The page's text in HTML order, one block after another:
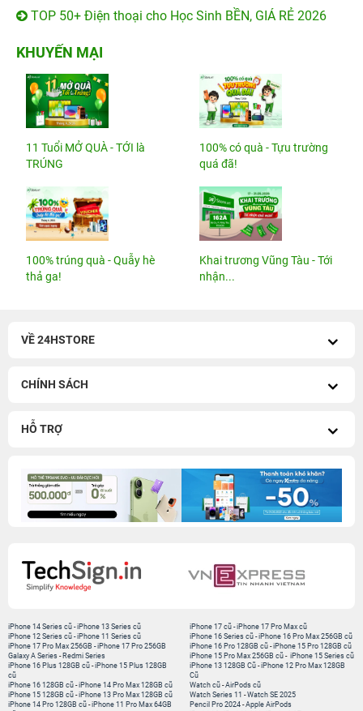
TOP 50+ Điện thoại cho Học Sinh BỀN, GIÁ RẺ 2026
KHUYẾN MẠI
11 Tuổi MỞ QUÀ - TỚI là
TRÚNG
100% có quà - Tựu trường
quá đã!
100% trúng quà - Quẫy hè
thả ga!
Khai trương Vũng Tàu - Tới
nhận...
VỀ 24HSTORE
CHÍNH SÁCH
HỖ TRỢ
iPhone 14 Series cũ -iPhone 13 Series cũ
iPhone 12 Series cũ -iPhone 11 Series cũ
iPhone 17 Pro Max 256GB -iPhone 17 Pro 256GB
Galaxy A Series - Redmi Series
iPhone 17 cũ -iPhone 17 Pro Max cũ
iPhone 16 Series cũ - iPhone 16 Pro Max 256GB cũ
iPhone 16 Pro 128GB cũ -iPhone 15 Pro 128GB cũ
iPhone 15 Pro Max 256GB cũ - iPhone 15 Series cũ
iPhone 16 Plus 128GB cũ -iPhone 15 Plus 128GB
cũ
iPhone 16 128GB cũ -iPhone 14 Pro Max 128GB cũ
iPhone 15 128GB cũ -iPhone 13 Pro Max 128GB cũ
iPhone 14 Pro 128GB cũ -iPhone 11 Pro Max 64GB
iPhone 13 128GB Cũ -iPhone 12 Pro Max 128GB
Cũ
Watch cũ -AirPods cũ
Watch Series 11 -Watch SE 2025
Pencil Pro 2024 -Apple AirPods